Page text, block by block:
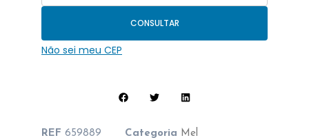
CONSULTAR
Não sei meu CEP
REF 659889 Categoria Mel